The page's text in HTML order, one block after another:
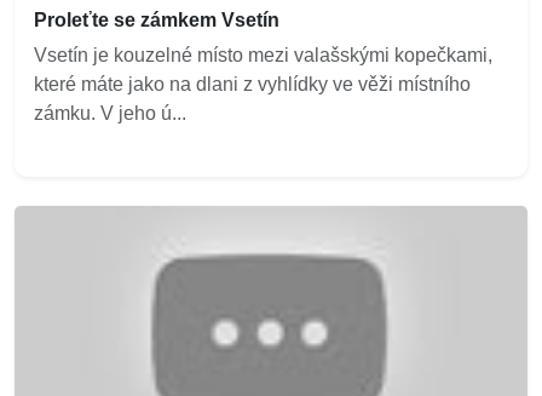
Proleťte se zámkem Vsetín
Vsetín je kouzelné místo mezi valašskými kopečkami,
které máte jako na dlani z vyhlídky ve věži místního
zámku. V jeho ú...